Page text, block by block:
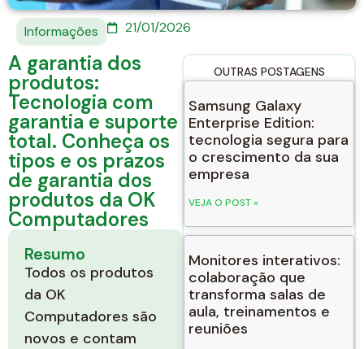
Informações 21/01/2026
A garantia dos
produtos:
Tecnologia com
garantia e suporte
total. Conheça os
tipos e os prazos
de garantia dos
produtos da OK
Computadores
Resumo
Todos os produtos
da OK
Computadores são
novos e contam
OUTRAS POSTAGENS
Samsung Galaxy
Enterprise Edition:
tecnologia segura para
o crescimento da sua
empresa
VEJA O POST »
Monitores interativos:
colaboração que
transforma salas de
aula, treinamentos e
reuniões